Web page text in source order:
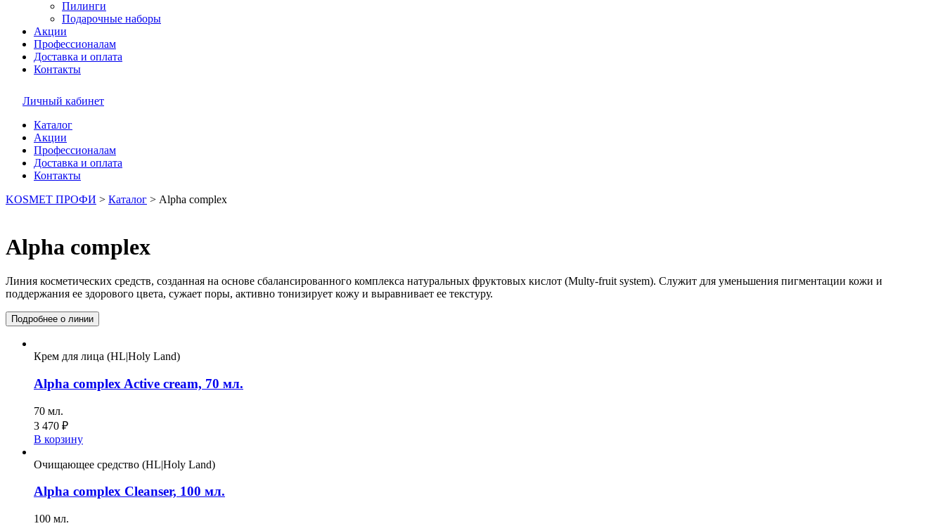
Пилинги
Подарочные наборы
Акции
Профессионалам
Доставка и оплата
Контакты
Личный кабинет
Каталог
Акции
Профессионалам
Доставка и оплата
Контакты
KOSMET ПРОФИ > Каталог > Alpha complex
Alpha complex
Линия косметических средств, созданная на основе сбалансированного комплекса натуральных фруктовых кислот (Multy-fruit system). Служит для уменьшения пигментации кожи и
поддержания ее здорового цвета, сужает поры, активно тонизирует кожу и выравнивает ее текстуру.
Подробнее о линии
Крем для лица (HL|Holy Land)
Alpha complex Active cream, 70 мл.
70 мл.
3 470 ₽
В корзину
Очищающее средство (HL|Holy Land)
Alpha complex Cleanser, 100 мл.
100 мл.